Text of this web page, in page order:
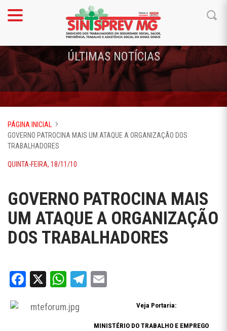
ÚLTIMAS NOTÍCIAS
PÁGINA INICIAL
GOVERNO PATROCINA MAIS UM ATAQUE A ORGANIZAÇÃO DOS
TRABALHADORES
QUINTA-FEIRA, 18/11/10
GOVERNO PATROCINA MAIS
UM ATAQUE A ORGANIZAÇÃO
DOS TRABALHADORES
Facebook
X WhatsApp
Telegram
Veja Portaria:
MINISTÉRIO DO TRABALHO E EMPREGO